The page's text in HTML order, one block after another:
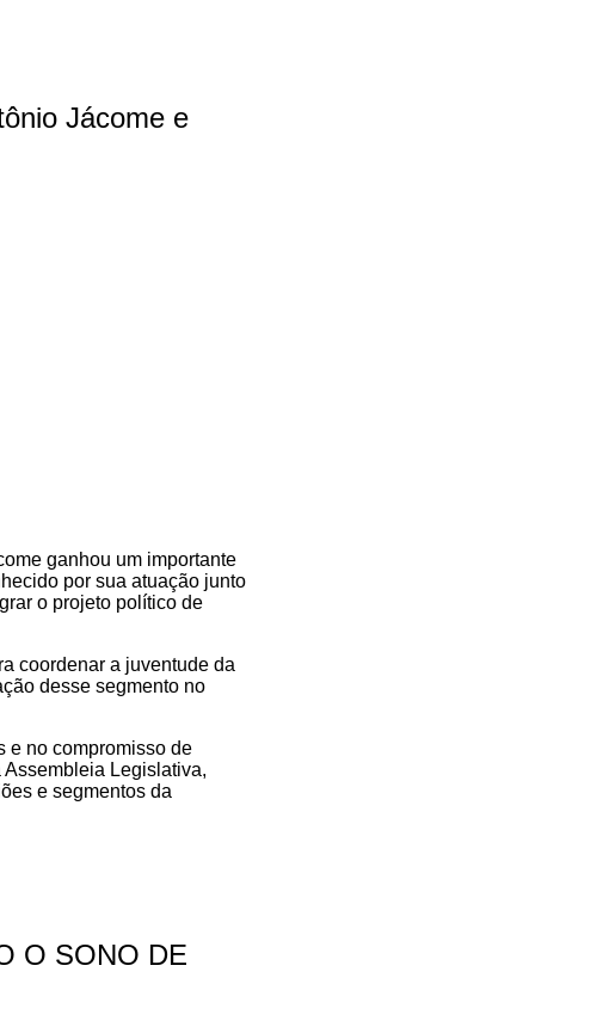
Jácome e
ganhou um importante
por sua atuação junto
o projeto político de
coordenar a juventude da
desse segmento no
e no compromisso de
Legislativa,
e segmentos da
O SONO DE